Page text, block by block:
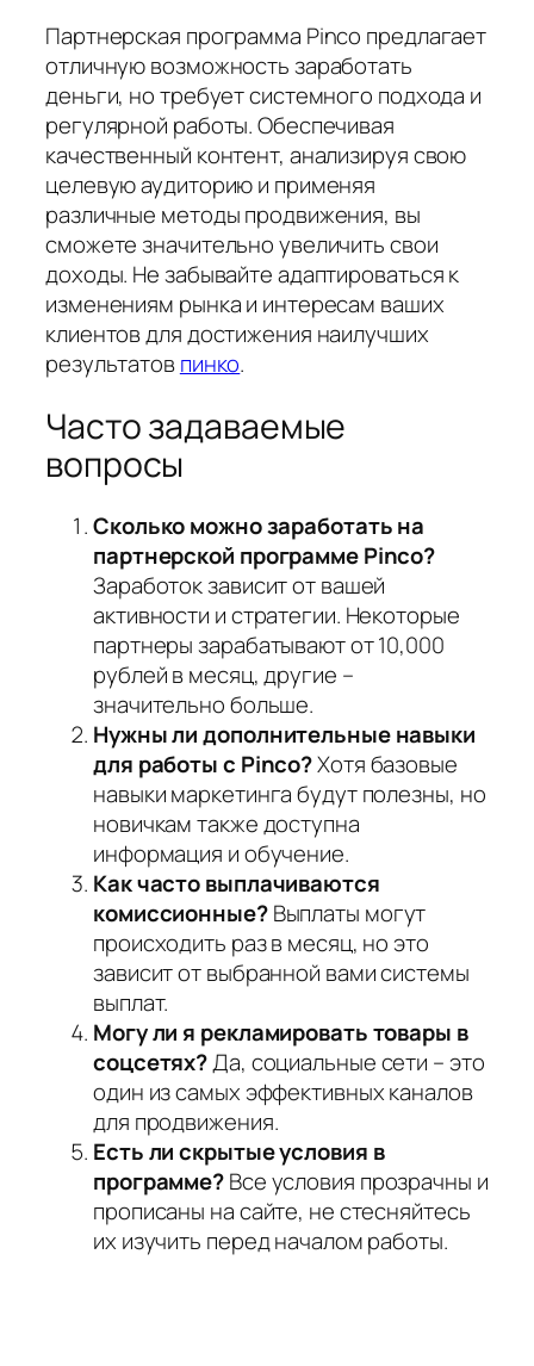
Партнерская программа Pinco предлагает
отличную возможность заработать
деньги, но требует системного подхода и
регулярной работы. Обеспечивая
качественный контент, анализируя свою
целевую аудиторию и применяя
различные методы продвижения, вы
сможете значительно увеличить свои
доходы. Не забывайте адаптироваться к
изменениям рынка и интересам ваших
клиентов для достижения наилучших
результатовпинко.
Часто задаваемые
вопросы
Сколько можно заработать на
партнерской программе Pinco?
Заработок зависит от вашей
активности и стратегии. Некоторые
партнеры зарабатывают от 10,000
рублей в месяц, другие –
значительно больше.
Нужны ли дополнительные навыки
для работы с Pinco?Хотя базовые
навыки маркетинга будут полезны, но
новичкам также доступна
информация и обучение.
Как часто выплачиваются
комиссионные?Выплаты могут
происходить раз в месяц, но это
зависит от выбранной вами системы
выплат.
Могу ли я рекламировать товары в
соцсетях?Да, социальные сети – это
один из самых эффективных каналов
для продвижения.
Есть ли скрытые условия в
программе?Все условия прозрачны и
прописаны на сайте, не стесняйтесь
их изучить перед началом работы.